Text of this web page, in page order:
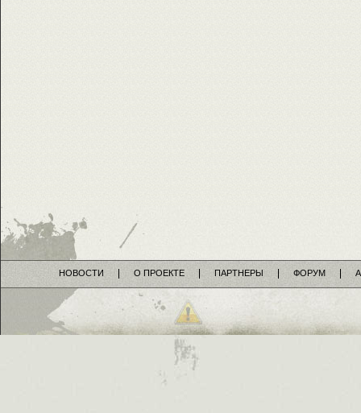
НОВОСТИ О ПРОЕКТЕ ПАРТНЕРЫ ФОРУМ